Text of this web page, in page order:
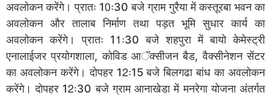
अवलोकन करेंगे। प्रातः 10ः30 बजे ग्राम गुरैया में कस्तूरबा भवन का
अवलोकन और तालाब निर्माण तथा पड़त भूमि सुधार कार्य का
अवलोकन करेंगे। प्रातः 11ः30 बजे शहपुरा में बायो केमेस्ट्री
एनालाईजर प्रयोगशाला, कोविड आॅक्सीजन बैड, वैक्सीनेशन सेंटर
का अवलोकन करेंगे। दोपहर 12ः15 बजे बिलगढा बांध का अवलोकन
करेंगे। दोपहर 12ः30 बजे ग्राम आनाखेडा में मनरेगा योजना अंतर्गत